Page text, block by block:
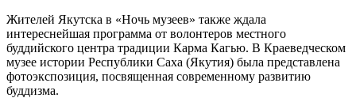
Жителей Якутска в «Ночь музеев» также ждала
интереснейшая программа от волонтеров местного
буддийского центра традиции Карма Кагью. В Краеведческом
музее истории Республики Саха (Якутия) была представлена
фотоэкспозиция, посвященная современному развитию
буддизма.